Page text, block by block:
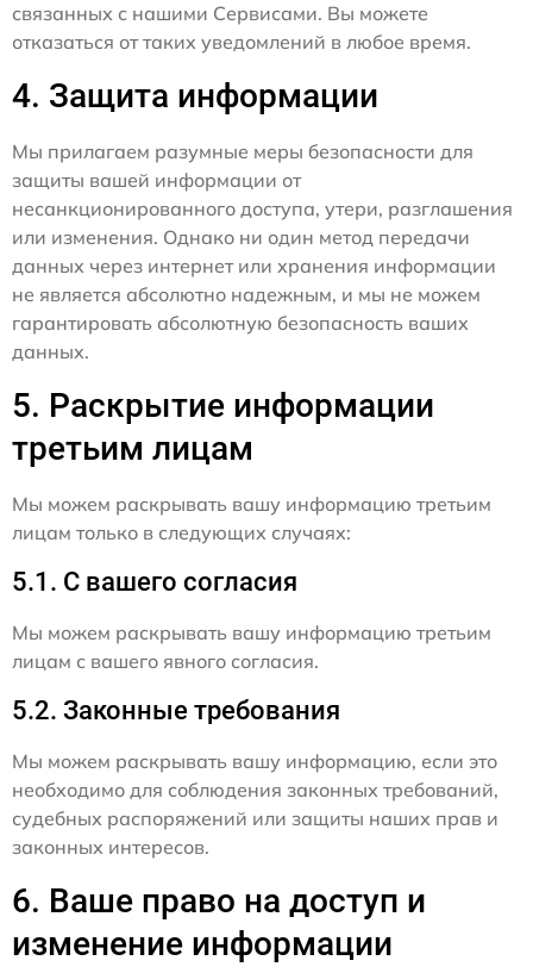
связанных с нашими Сервисами. Вы можете
отказаться от таких уведомлений в любое время.
4. Защита информации
Мы прилагаем разумные меры безопасности для
защиты вашей информации от
несанкционированного доступа, утери, разглашения
или изменения. Однако ни один метод передачи
данных через интернет или хранения информации
не является абсолютно надежным, и мы не можем
гарантировать абсолютную безопасность ваших
данных.
5. Раскрытие информации
третьим лицам
Мы можем раскрывать вашу информацию третьим
лицам только в следующих случаях:
5.1. С вашего согласия
Мы можем раскрывать вашу информацию третьим
лицам с вашего явного согласия.
5.2. Законные требования
Мы можем раскрывать вашу информацию, если это
необходимо для соблюдения законных требований,
судебных распоряжений или защиты наших прав и
законных интересов.
6. Ваше право на доступ и
изменение информации